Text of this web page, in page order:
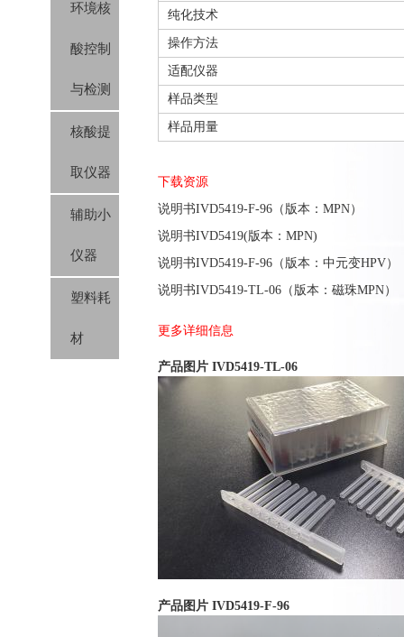
环境核
酸控制
与检测
核酸提
取仪器
辅助小
仪器
塑料耗
材
纯化技术
操作方法
适配仪器
样品类型
样品用量
下载资源
说明书IVD5419-F-96（版本：MPN）
说明书IVD5419(版本：MPN)
说明书IVD5419-F-96（版本：中元变HPV）
说明书IVD5419-TL-06（版本：磁珠MPN）
更多详细信息
产品图片 IVD5419-TL-06
产品图片 IVD5419-F-96